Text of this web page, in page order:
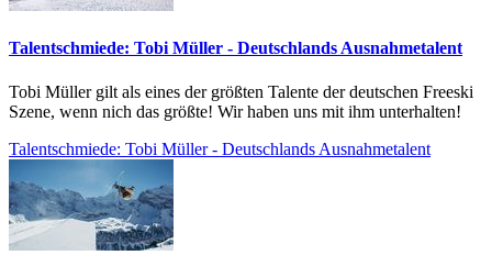
Talentschmiede: Tobi Müller - Deutschlands Ausnahmetalent
Tobi Müller gilt als eines der größten Talente der deutschen Freeski
Szene, wenn nich das größte! Wir haben uns mit ihm unterhalten!
Talentschmiede: Tobi Müller - Deutschlands Ausnahmetalent